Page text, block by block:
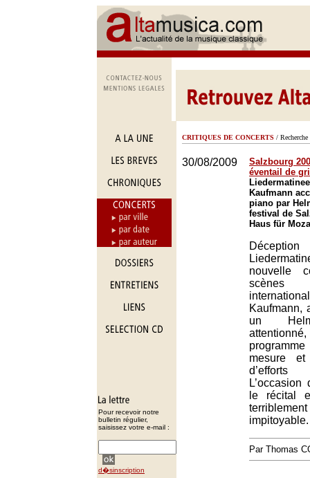
Pour recevoir notre
bulletin régulier,
saisissez votre e-mail :
d�sinscription
CRITIQUES DE CONCERTS / Recherche
30/08/2009
Salzbourg
éventail de
Kaufmann
piano par
festival de
Haus für
nouvelle
Kaufmann,
un
mesure
d’efforts
le récital
impitoyable.
Par Thomas